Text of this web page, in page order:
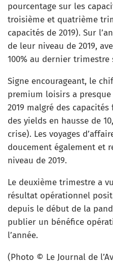
pourcentage sur les
troisième et quatrième
capacités de 2019). Sur
de leur niveau de 2019,
100% au dernier trimestre
Signe encourageant, le
premium loisirs a
2019 malgré des
des yields en hausse de
crise). Les voyages
doucement également et
niveau de 2019.
Le deuxième trimestre a
résultat opérationnel
depuis le début de la
publier un bénéfice
l’année.
(Photo © Le Journal de